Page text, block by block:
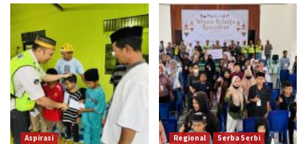
Aspirasi Regional Serba Serbi